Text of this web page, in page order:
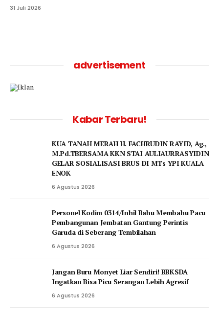
31 Juli 2026
advertisement
Kabar Terbaru!
KUA TANAH MERAH H. FACHRUDIN RAYID, Ag.,
M.Pd.TBERSAMA KKN STAI AULIAURRASYIDIN
GELAR SOSIALISASI BRUS DI MTs YPI KUALA
ENOK
6 Agustus 2026
Personel Kodim 0314/Inhil Bahu Membahu Pacu
Pembangunan Jembatan Gantung Perintis
Garuda di Seberang Tembilahan
6 Agustus 2026
Jangan Buru Monyet Liar Sendiri! BBKSDA
Ingatkan Bisa Picu Serangan Lebih Agresif
6 Agustus 2026